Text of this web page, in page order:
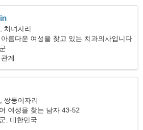
처녀자리
름다운 여성을 찾고 있는 치과의사입니다
계
쌍둥이자리
여성을 찾는 남자 43-52
, 대한민국